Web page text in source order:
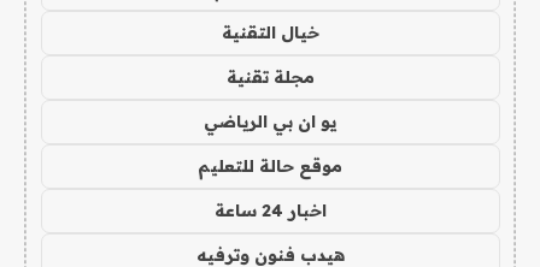
خيال التقنية
مجلة تقنية
يو ان بي الرياضي
موقع حالة للتعليم
اخبار 24 ساعة
هيدب فنون وترفيه